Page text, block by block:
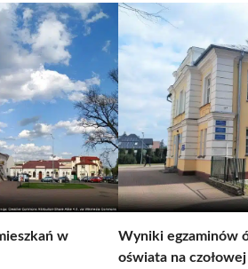
w
Wyniki egzaminów
oświata na